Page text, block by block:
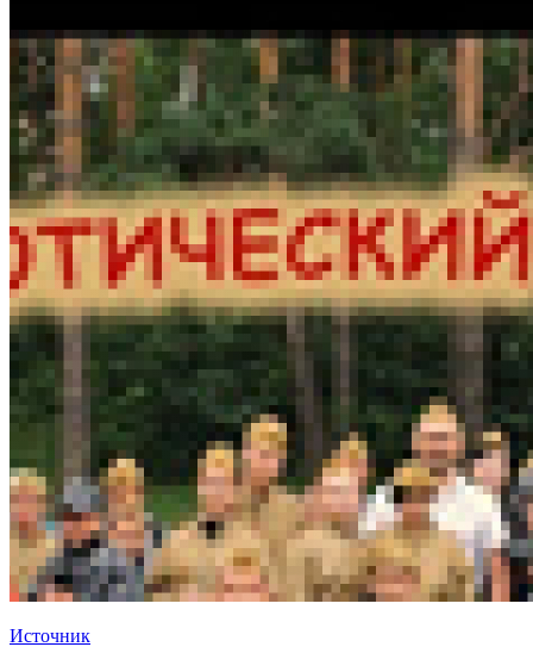
Источник